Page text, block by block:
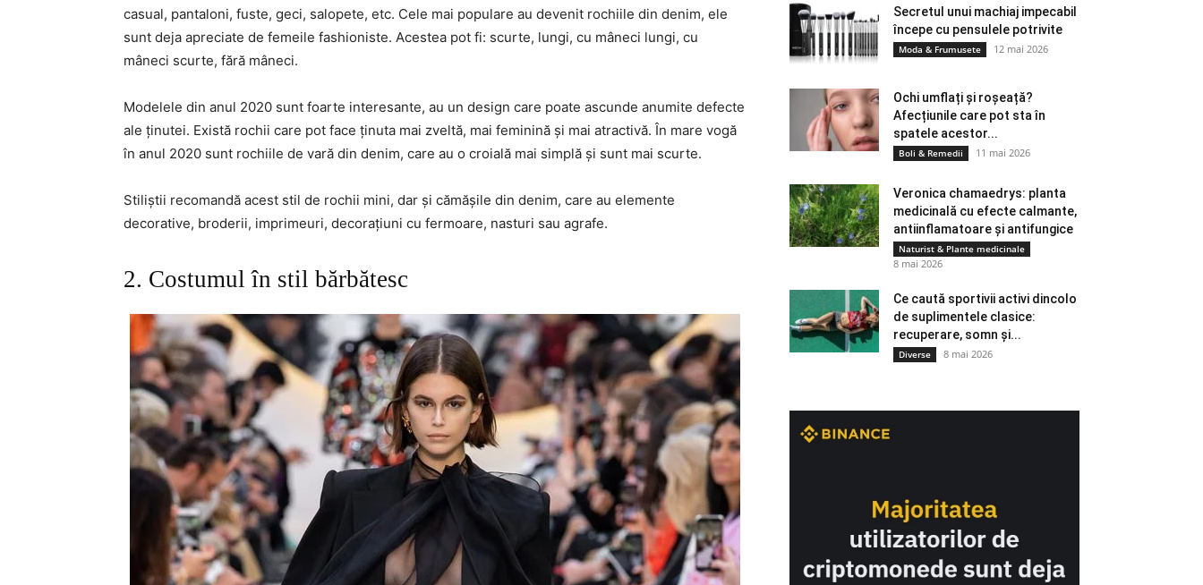
casual, pantaloni, fuste, geci, salopete, etc. Cele mai populare au devenit rochiile din denim, ele
sunt deja apreciate de femeile fashioniste. Acestea pot fi: scurte, lungi, cu mâneci lungi, cu
mâneci scurte, fără mâneci.
Modelele din anul 2020 sunt foarte interesante, au un design care poate ascunde anumite defecte
ale ținutei. Există rochii care pot face ținuta mai zveltă, mai feminină și mai atractivă. În mare vogă
în anul 2020 sunt rochiile de vară din denim, care au o croială mai simplă și sunt mai scurte.
Stiliștii recomandă acest stil de rochii mini, dar și cămășile din denim, care au elemente
decorative, broderii, imprimeuri, decorațiuni cu fermoare, nasturi sau agrafe.
2. Costumul în stil bărbătesc
Secretul unui machiaj impecabil
începe cu pensulele potrivite
Moda & Frumusete 12 mai 2026
Ochi umflați și roșeață?
Afecțiunile care pot sta în
spatele acestor...
Boli & Remedii 11 mai 2026
Veronica chamaedrys: planta
medicinală cu efecte calmante,
antiinflamatoare și antifungice
Naturist & Plante medicinale
8 mai 2026
Ce caută sportivii activi dincolo
de suplimentele clasice:
recuperare, somn și...
Diverse 8 mai 2026